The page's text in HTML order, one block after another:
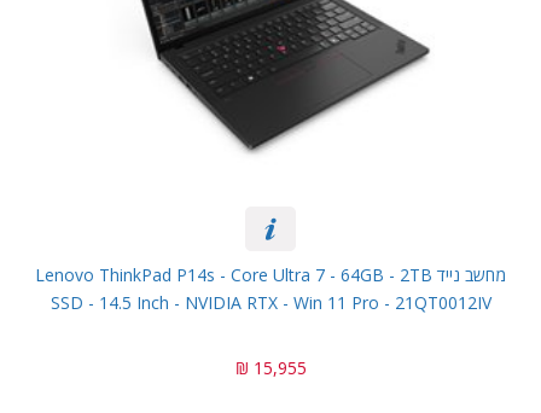
מחשב נייד Lenovo ThinkPad P14s - Core Ultra 7 - 64GB - 2TB
SSD - 14.5 Inch - NVIDIA RTX - Win 11 Pro - 21QT0012IV
15,955 ₪